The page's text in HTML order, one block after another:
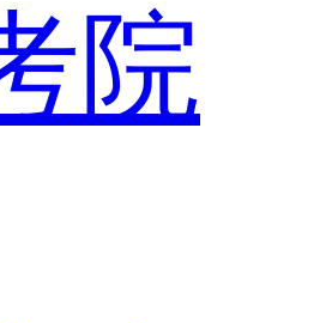
院